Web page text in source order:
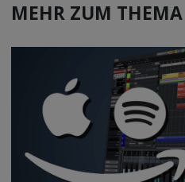
MEHR ZUM THEMA